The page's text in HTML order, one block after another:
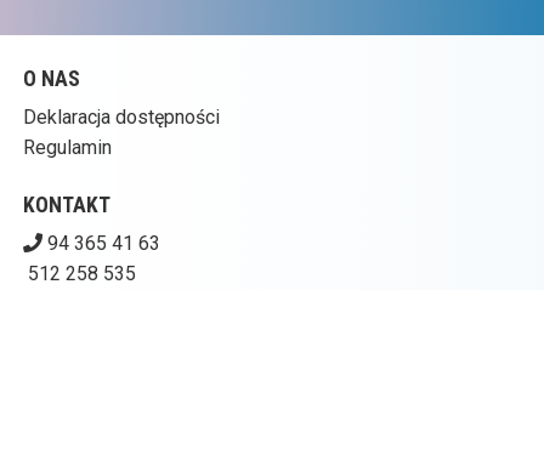
O NAS
Deklaracja dostępności
Regulamin
KONTAKT
94 365 41 63
512 258 535